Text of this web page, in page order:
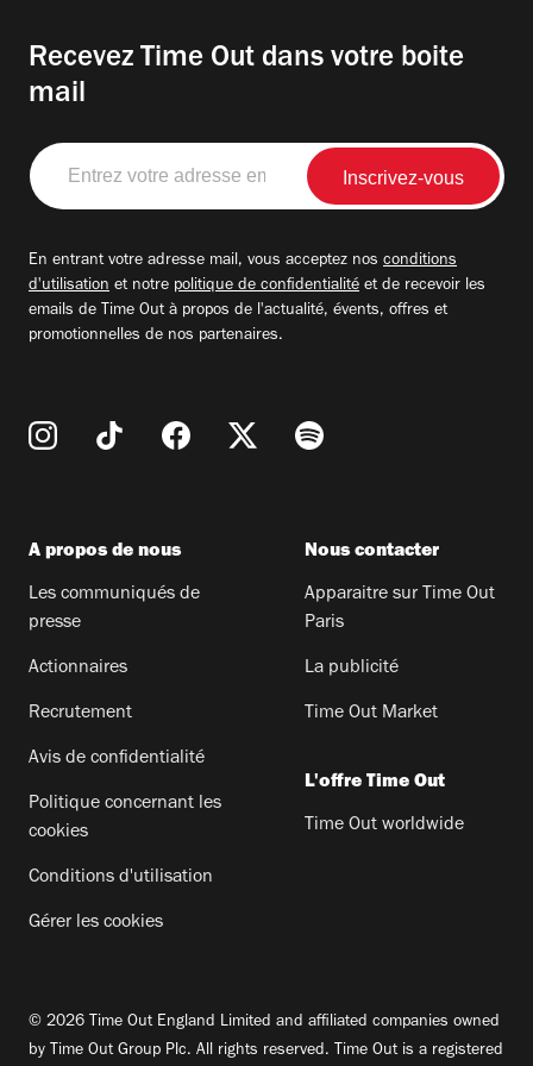
Recevez Time Out dans votre boite
mail
Entrez
votre
adresse
En entrant votre adresse mail, vous acceptez nos conditions
d'utilisation et notre politique de confidentialité et de recevoir les
emails de Time Out à propos de l'actualité, évents, offres et
promotionnelles de nos partenaires.
A propos de nous
Les communiqués de
presse
Actionnaires
Recrutement
Avis de confidentialité
Politique concernant les
cookies
Conditions d'utilisation
Gérer les cookies
Nous contacter
Apparaitre sur Time Out
Paris
La publicité
Time Out Market
L'offre Time Out
Time Out worldwide
© 2026 Time Out England Limited and affiliated companies owned
by Time Out Group Plc. All rights reserved. Time Out is a registered